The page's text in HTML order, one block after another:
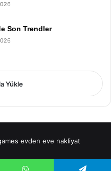
Son Trendler
Yükle
evden eve nakliyat